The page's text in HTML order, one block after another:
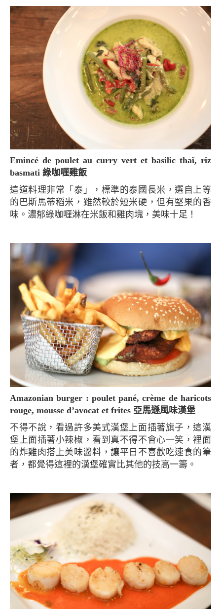
Emincé de poulet au curry vert et basilic thaï, riz
basmati 綠咖喱雞飯
這道料理非常「泰」，標準的泰國長米，選自上等
的巴斯馬蒂稻米，雖然較於短米硬，但有堅果的香
味。濃郁綠咖喱淋在米飯和雞肉塊，美味十足！
Amazonian burger : poulet pané, crème de haricots
rouge, mousse d’avocat et frites 亞馬遜風味漢堡
不得不說，看過許多美式漢堡上面插著旗子，這漢
堡上面插著小辣椒，看到真不得不會心一笑，裡面
的炸雞肉搭上美味醬料，讓平日不喜歡吃速食的筆
者，都覺得這裡的漢堡確實比其他的技高一籌。